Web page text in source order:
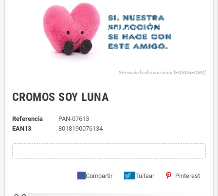
Selección hecha con amor [ENGORENGO]
CROMOS SOY LUNA
Referencia
PAN-07613
EAN13
8018190076134
Compartir Tuitear Pinterest